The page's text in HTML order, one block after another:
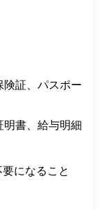
険証、パスポー
明書、給与明細
になること